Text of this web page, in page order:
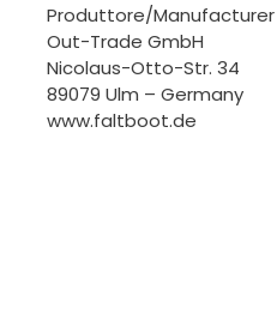
Produttore/Manufacturer
Out-Trade GmbH
Nicolaus-Otto-Str. 34
89079 Ulm – Germany
www.faltboot.de